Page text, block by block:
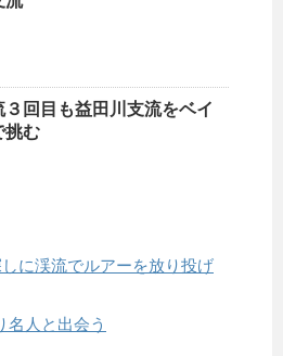
３回目も益田川支流をベイ
挑む
に渓流でルアーを放り投げ
名人と出会う